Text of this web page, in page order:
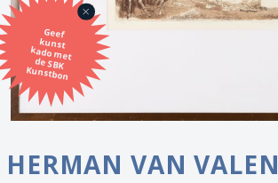
Geef
kunst
kado met
de SBK
Kunstbon
HERMAN VAN VALEN